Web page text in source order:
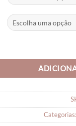
Categorias: